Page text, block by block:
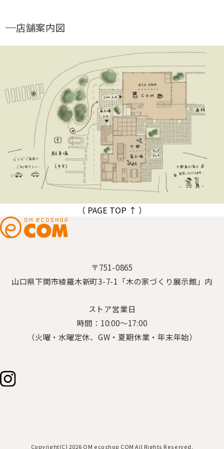
店舗案内図
（ PAGE TOP ↑ ）
〒751-0865
山口県下関市綾羅木新町3-7-1「木の家づくり展示館」内
ストア営業日
時間：10:00～17:00
（火曜・水曜定休、GW・夏期休業・年末年始）
Copyright(C) 2026 OM ecoshop COM All Rights Reserved.